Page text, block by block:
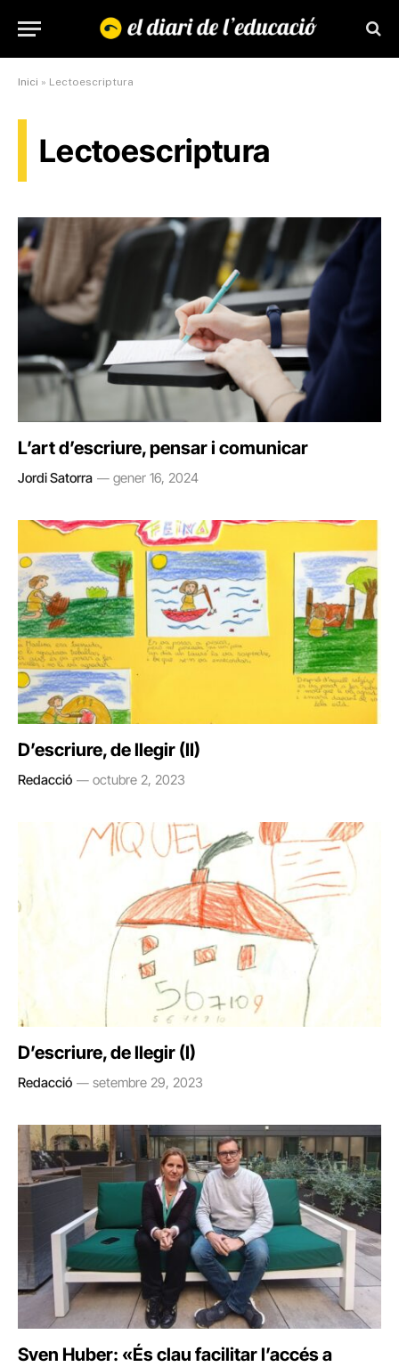
Inici » Lectoescriptura
Lectoescriptura
L’art d’escriure, pensar i comunicar
Jordi Satorra gener 16, 2024
D’escriure, de llegir (II)
Redacció octubre 2, 2023
D’escriure, de llegir (I)
Redacció setembre 29, 2023
Sven Huber: «És clau facilitar l’accés a